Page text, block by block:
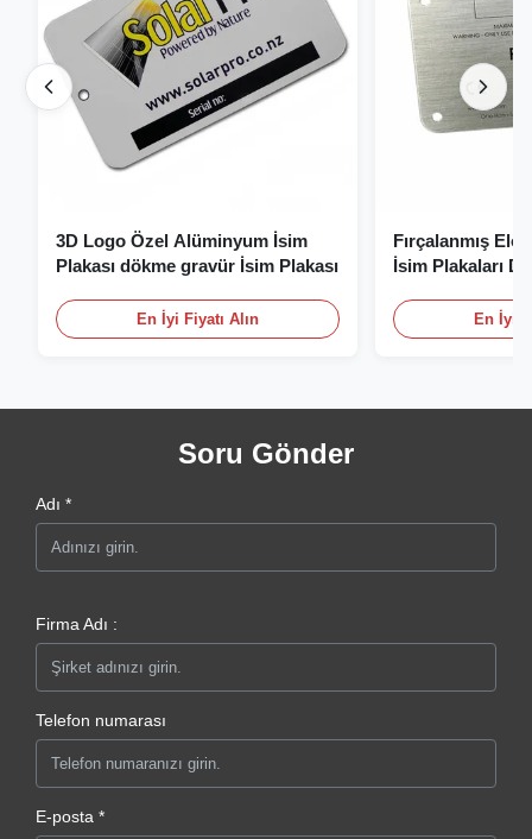
3D Logo Özel Alüminyum İsim
Plakası dökme gravür İsim Plakası
En İyi Fiyatı Alın
Fırçalanmış
İsim Plakaları
En İyi
Soru Gönder
Adı *
Firma Adı :
Telefon numarası
E-posta *